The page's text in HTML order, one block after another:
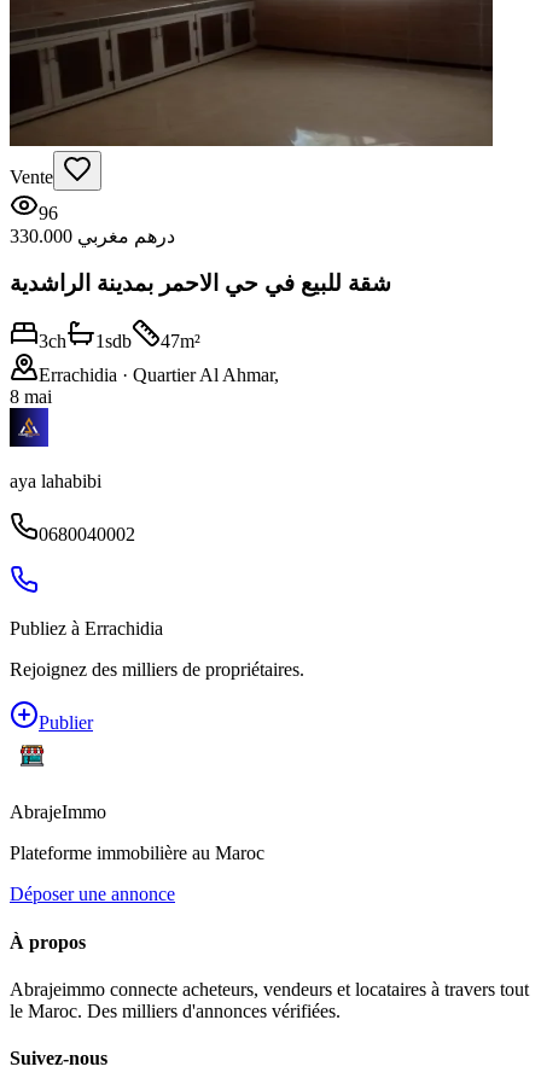
Vente
96
330.000 درهم مغربي
شقة للبيع في حي الاحمر بمدينة الراشدية
3ch 1sdb 47m²
Errachidia · Quartier Al Ahmar,
8 mai
aya lahabibi
0680040002
Publiez à Errachidia
Rejoignez des milliers de propriétaires.
Publier
AbrajeImmo
Plateforme immobilière au Maroc
Déposer une annonce
À propos
Abrajeimmo connecte acheteurs, vendeurs et locataires à travers tout
le Maroc. Des milliers d'annonces vérifiées.
Suivez-nous